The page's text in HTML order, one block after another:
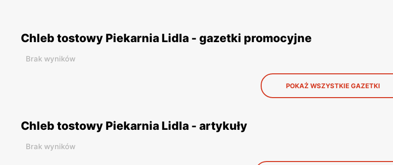
Chleb tostowy Piekarnia Lidla - gazetki promocyjne
Brak wyników
POKAŻ WSZYSTKIE GAZETKI
Chleb tostowy Piekarnia Lidla - artykuły
Brak wyników